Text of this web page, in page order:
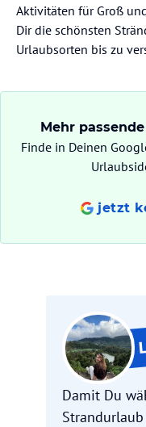
Aktivitäten für Groß
Dir die schönsten
Urlaubsorten bis zu
Mehr
Finde in Deinen
jetzt
Damit Du